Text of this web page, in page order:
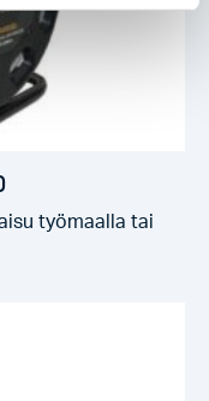
työmaalla tai